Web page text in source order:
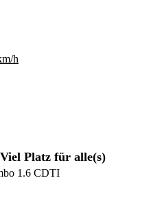
h
Platz für alle(s)